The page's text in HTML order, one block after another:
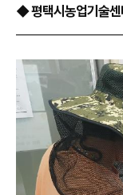
◆ 평택시농업기술센